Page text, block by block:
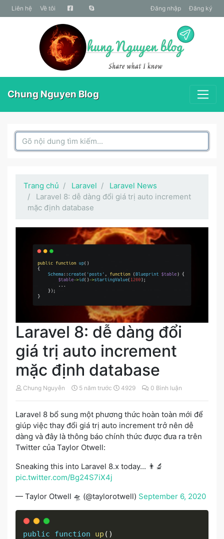
liên hệ Về tôi Đăng nhập Đăng ký
Chung Nguyen Blog
Search Box
Trang chủ Laravel
Laravel News
Laravel 8: dễ dàng đổi giá trị auto increment
mặc định database
Laravel 8: dễ dàng đổi
giá trị auto increment
mặc định database
Chung Nguyễn 5 năm trước 4929 0 Bình luận
Laravel 8 bổ sung một phương thức hoàn toàn mới để
giúp việc thay đổi giá trị auto increment trở nên dễ
dàng và đây là thông báo chính thức được đưa ra trên
Twitter của Taylor Otwell:
Sneaking this into Laravel 8.x today... 👨‍🔬
pic.twitter.com/Bg24S7iX4j
— Taylor Otwell 🛸 (@taylorotwell) September 6, 2020
public function up ( )